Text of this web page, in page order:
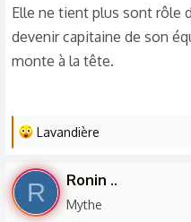
t
n
Elle ne tient plus sont rôle
devenir capitaine de son
monte à la tête.
L
s
r
é
Lavandière
R Ronin ..
Mythe